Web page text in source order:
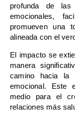
profunda de las
emocionales,
promueven una
alineada con el
El impacto se
manera
camino hacia la
emocional. Este
medio para el
relaciones más